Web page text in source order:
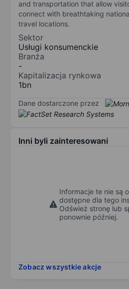
and transportation that allow
connect with breathtaking
travel locations.
Sektor
Usługi konsumenckie
Branża
-
Kapitalizacja rynkowa
1bn
Dane dostarczone przez
Inni byli zainteresowani
Informacje te nie są
dostępne dla tego
Odśwież stronę lub
ponownie później.
Zobacz wszystkie akcje